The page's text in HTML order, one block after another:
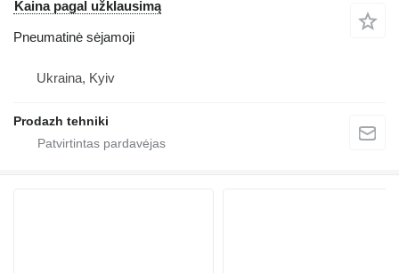
Kaina pagal užklausimą
Pneumatinė sėjamoji
Ukraina, Kyiv
Prodazh tehniki